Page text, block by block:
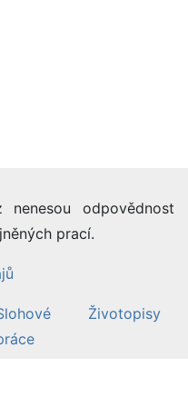
nenesou odpovědnost
prací.
Životopisy